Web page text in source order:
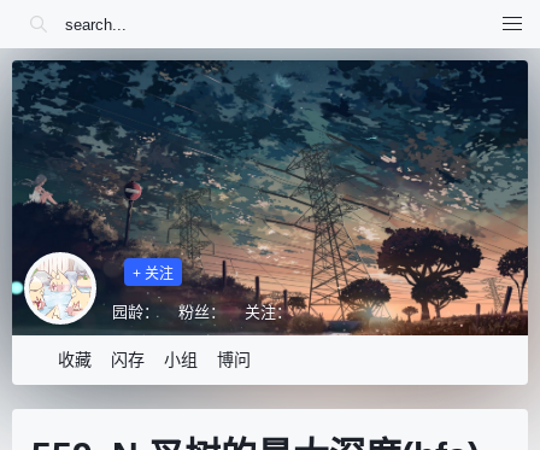
收藏 闪存 小组 博问
+ 关注
园龄： 粉丝： 关注：